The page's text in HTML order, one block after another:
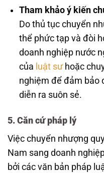
Tham khảo ý kiến
Do thủ tục chuyển
thể phức tạp và đòi
doanh nghiệp nước
của luật sưhoặc
nghiệm để đảm bảo
diễn ra suôn sẻ.
5. Căn cứ pháp lý
Việc chuyển nhượng
Nam sang doanh
bởi các văn bản pháp